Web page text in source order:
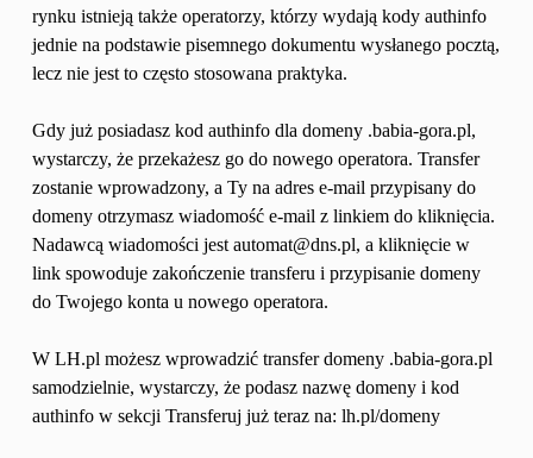
rynku istnieją także operatorzy, którzy wydają kody authinfo
jednie na podstawie pisemnego dokumentu wysłanego pocztą,
lecz nie jest to często stosowana praktyka.
Gdy już posiadasz kod authinfo dla domeny .babia-gora.pl,
wystarczy, że przekażesz go do nowego operatora. Transfer
zostanie wprowadzony, a Ty na adres e-mail przypisany do
domeny otrzymasz wiadomość e-mail z linkiem do kliknięcia.
Nadawcą wiadomości jest automat@dns.pl, a kliknięcie w
link spowoduje zakończenie transferu i przypisanie domeny
do Twojego konta u nowego operatora.
W LH.pl możesz wprowadzić transfer domeny .babia-gora.pl
samodzielnie, wystarczy, że podasz nazwę domeny i kod
authinfo w sekcji Transferuj już teraz na: lh.pl/domeny